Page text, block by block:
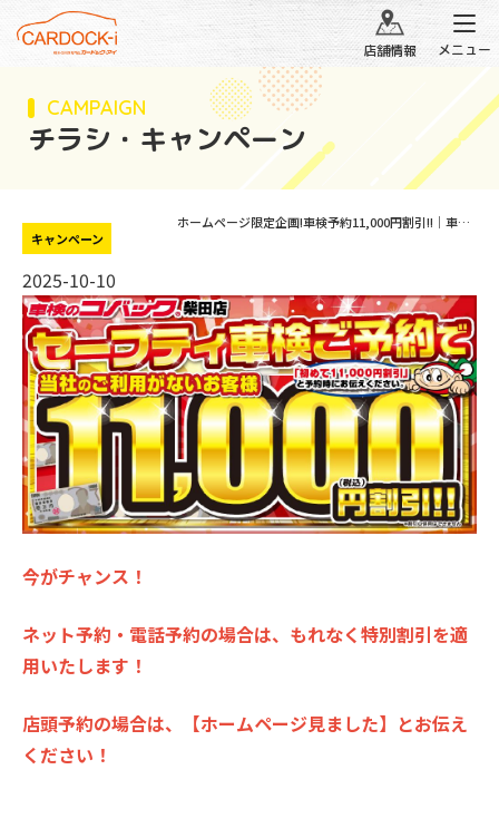
店舗情報 メニュー
ホームページ限定企画!車検予約11,000円割引!!｜車検のコバック 仙南北郷店
CAMPAIGN
チラシ・キャンペーン
キャンペーン
2025-10-10
今がチャンス！
ネット予約・電話予約の場合は、もれなく特別割引を適
用いたします！
店頭予約の場合は、【ホームページ見ました】とお伝え
ください！